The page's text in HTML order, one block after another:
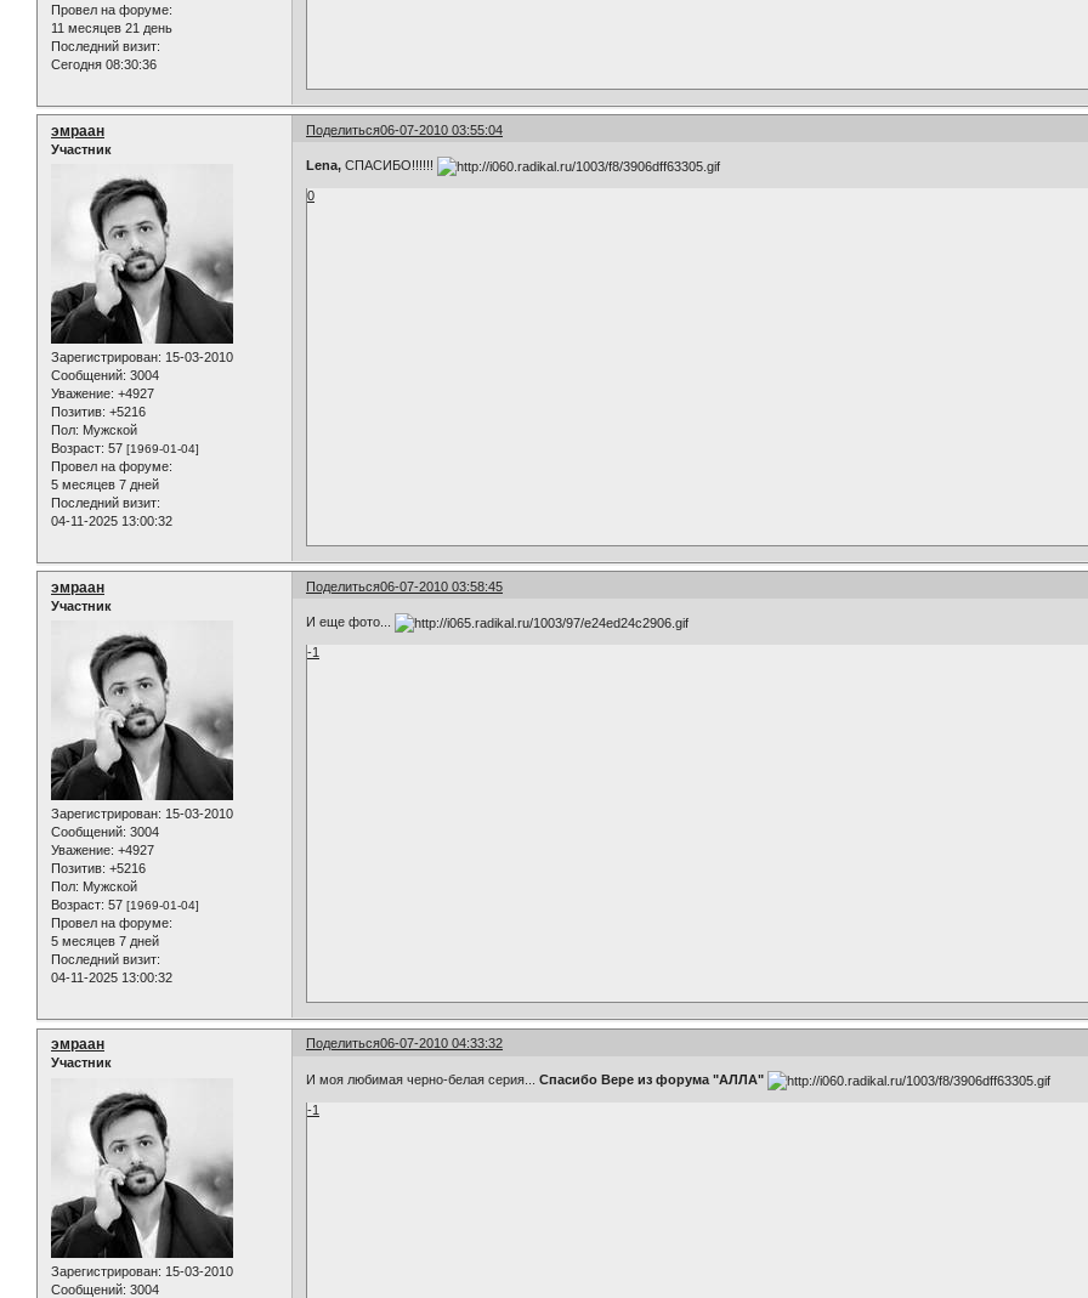
Провел на форуме:
11 месяцев 21 день
Последний визит:
Сегодня 08:30:36
Поделиться06-07-2010 03:55:04
эмраан
Участник
Зарегистрирован: 15-03-2010
Сообщений: 3004
Уважение: +4927
Позитив: +5216
Пол: Мужской
Возраст: 57 [1969-01-04]
Провел на форуме:
5 месяцев 7 дней
Последний визит:
04-11-2025 13:00:32
Lena,СПАСИБО!!!!!!
0
Поделиться06-07-2010 03:58:45
эмраан
Участник
Зарегистрирован: 15-03-2010
Сообщений: 3004
Уважение: +4927
Позитив: +5216
Пол: Мужской
Возраст: 57 [1969-01-04]
Провел на форуме:
5 месяцев 7 дней
Последний визит:
04-11-2025 13:00:32
И еще фото...
-1
Поделиться06-07-2010 04:33:32
эмраан
Участник
Зарегистрирован: 15-03-2010
Сообщений: 3004
И моя любимая черно-белая серия... Спасибо Вере из форума "АЛЛА"
-1